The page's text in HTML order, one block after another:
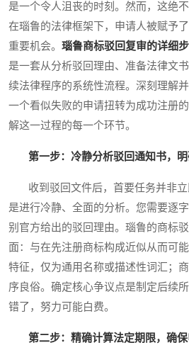
是一个令人沮丧的时刻。然而，这绝
在瑙鲁的法律框架下，申请人被赋予
重要机会。 瑙鲁商标驳回复审的详细
是一套从分析驳回理由、准备法律文
续法律程序的系统性流程。深刻理解
一个看似失败的申请扭转为成功注册
解这一过程的每一个环节。
第一步：冷静分析驳回通知书，
收到驳回文件后，首要任务并非立
是进行冷静、全面的分析。您需要逐
别官方给出的驳回理由。瑙鲁的商标
面：与在先注册商标构成近似从而可
特征，仅为通用名称或描述性词汇；
序良俗。确定核心争议点是制定后续
错了，努力可能白费。
第二步：精确计算法定期限，确